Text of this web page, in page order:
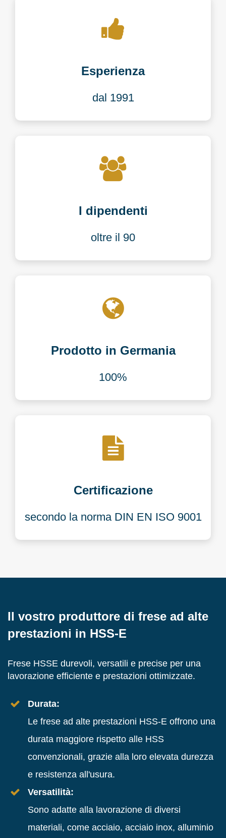
Esperienza
dal 1991
I dipendenti
oltre il 90
Prodotto in Germania
100%
Certificazione
secondo la norma DIN EN ISO 9001
Il vostro produttore di frese ad alte
prestazioni in HSS-E
Frese HSSE durevoli, versatili e precise per una
lavorazione efficiente e prestazioni ottimizzate.
Durata:
Le frese ad alte prestazioni HSS-E offrono una
durata maggiore rispetto alle HSS
convenzionali, grazie alla loro elevata durezza
e resistenza all'usura.
Versatilità:
Sono adatte alla lavorazione di diversi
materiali, come acciaio, acciaio inox, alluminio